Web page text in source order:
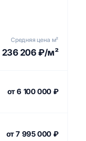
Средняя цена м²
236 206 ₽/м²
от 6 100 000 ₽
от 7 995 000 ₽